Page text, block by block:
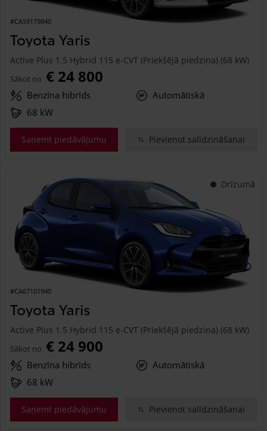
#CA59179840
Toyota Yaris
Active Plus 1.5 Hybrid 115 e-CVT (Priekšējā piedziņa) (68 kW)
Sākot no € 24 800
Benzīna hibrīds
Automātiskā
68 kW
Saņemt piedāvājumu Pievienot salīdzināšanai
Drīzumā
#CA67101940
Toyota Yaris
Active Plus 1.5 Hybrid 115 e-CVT (Priekšējā piedziņa) (68 kW)
Sākot no € 24 900
Benzīna hibrīds
Automātiskā
68 kW
Saņemt piedāvājumu Pievienot salīdzināšanai